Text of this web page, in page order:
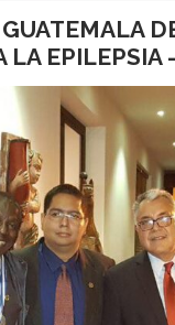
LA EPILEPSIA